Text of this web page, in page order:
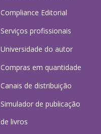
Compliance Editorial
Serviços profissionais
Universidade do autor
Compras em quantidade
Canais de distribuição
Simulador de publicação
de livros